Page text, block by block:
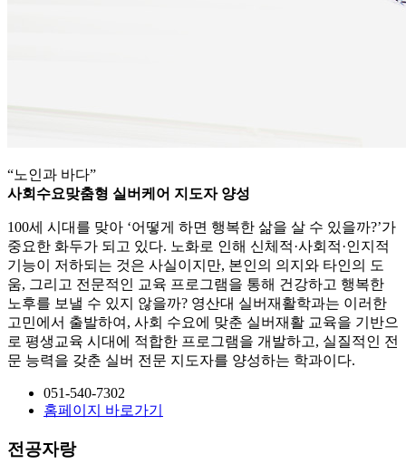
“노인과 바다”
사회수요맞춤형 실버케어 지도자 양성
100세 시대를 맞아 ‘어떻게 하면 행복한 삶을 살 수 있을까?’가
중요한 화두가 되고 있다. 노화로 인해 신체적·사회적·인지적
기능이 저하되는 것은 사실이지만, 본인의 의지와 타인의 도
움, 그리고 전문적인 교육 프로그램을 통해 건강하고 행복한
노후를 보낼 수 있지 않을까? 영산대 실버재활학과는 이러한
고민에서 출발하여, 사회 수요에 맞춘 실버재활 교육을 기반으
로 평생교육 시대에 적합한 프로그램을 개발하고, 실질적인 전
문 능력을 갖춘 실버 전문 지도자를 양성하는 학과이다.
051-540-7302
홈페이지 바로가기
전공자랑